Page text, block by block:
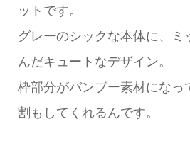
ットです。
グレーのシックな本体に、
んだキュートなデザイン。
枠部分がバンブー素材になっ
割もしてくれるんです。